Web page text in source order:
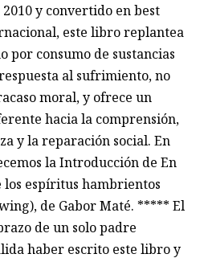
y convertido en best
este libro replantea
por consumo de sustancias
al sufrimiento, no
moral, y ofrece un
hacia la comprensión,
y la reparación social. En
la Introducción de En
los espíritus hambrientos
de Gabor Maté. ***** El
de un solo padre
haber escrito este libro y